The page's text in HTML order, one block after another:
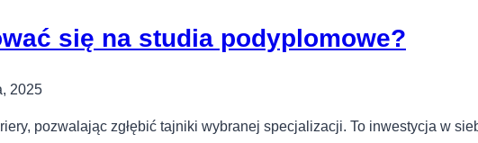
się na studia podyplomowe?
2025
pozwalając zgłębić tajniki wybranej specjalizacji. To inwestycja w